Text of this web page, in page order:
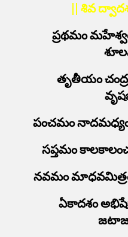
|| శివ
ప్రథమం
తృతీయం
పంచమం
సప్తమం
నవమం
ఏకాదశం